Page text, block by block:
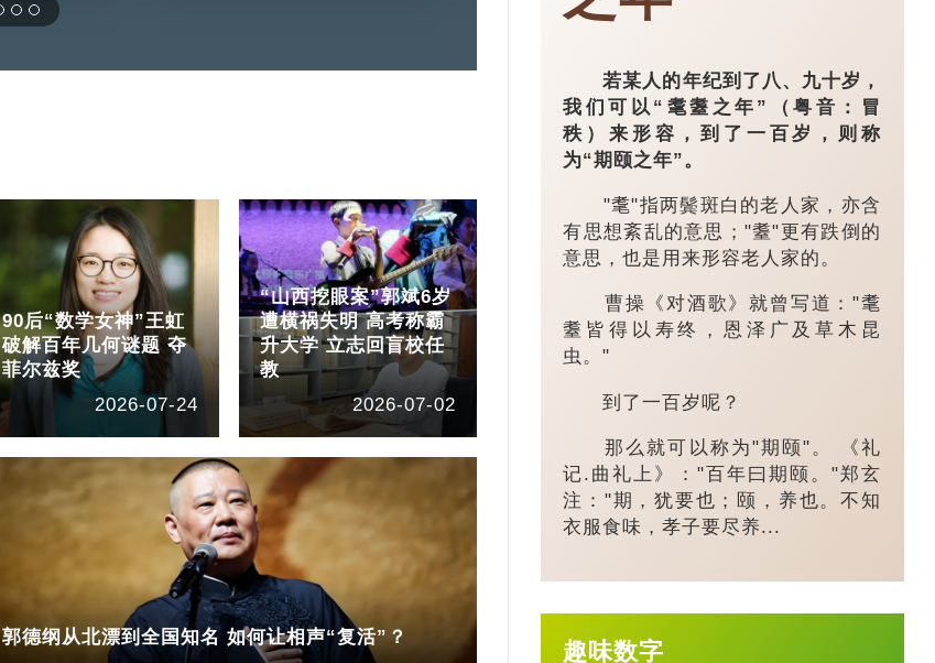
90后“数学女神”王虹
破解百年几何谜题 夺
菲尔兹奖
2026-07-24
“山西挖眼案”郭斌6岁
遭横祸失明 高考称霸
升大学 立志回盲校任
教
2026-07-02
郭德纲从北漂到全国知名 如何让相声“复活”？
若某人的年纪到了八、九十岁，
我们可以“耄耋之年”（粤音：冒
秩）来形容，到了一百岁，则称
为“期颐之年”。
"耄"指两鬓斑白的老人家，亦含
有思想紊乱的意思；"耋"更有跌倒的
意思，也是用来形容老人家的。
曹操《对酒歌》就曾写道："耄
耋皆得以寿终，恩泽广及草木昆
虫。"
到了一百岁呢？
那么就可以称为"期颐"。 《礼
记.曲礼上》："百年曰期颐。"郑玄
注："期，犹要也；颐，养也。不知
衣服食味，孝子要尽养...
趣味数字